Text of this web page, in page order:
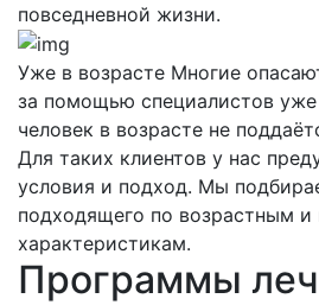
повседневной жизни.
Уже в возрасте Многие
за помощью специалистов уже
человек в возрасте не
Для таких клиентов у нас
условия и подход. Мы
подходящего по возрастным и
характеристикам.
Программы